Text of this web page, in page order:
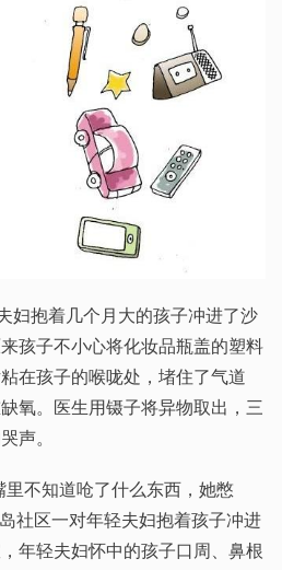
妇抱着几个月大的孩子冲进了沙
孩子不小心将化妆品瓶盖的塑料
在孩子的喉咙处，堵住了气道
氧。医生用镊子将异物取出，三
声。
里不知道呛了什么东西，她憋
社区一对年轻夫妇抱着孩子冲进
年轻夫妇怀中的孩子口周、鼻根